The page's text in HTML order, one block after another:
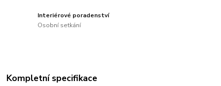
Interiérové poradenství
Osobní setkání
Kompletní specifikace